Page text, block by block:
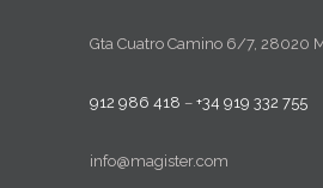
Gta Cuatro Camino 6/7, 28020
912 986 418 – +34 919 332 755
info@magister.com